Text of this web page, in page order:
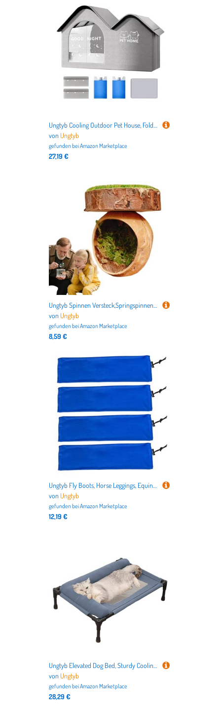
Ungtyb Cooling Outdoor Pet House, Foldable Aluminum Foil Cat Shelter with Ice Pack, Portable Shade Tent Spacious Cool Cave for Apartment, Car, Travel, Balcony, Camping, Backyard, Patio, Pets Use
von Ungtyb
gefunden beiAmazon Marketplace
27,19 €
Ungtyb Spinnen Versteck,Springspinnen Terrarium Zubehör - Handgefertigter Magnetischer Unterschlupf Für Reptilien Vogelspinnen Gottesanbeterin Terrarium
von Ungtyb
gefunden beiAmazon Marketplace
8,59 €
Ungtyb Fly Boots, Horse Leggings, Equine Wraps, Breathable Mesh Fabric Anti Slip Design Ideal for Turnout, Racing, Training, Stable, and Equestrian Use, 19.69x5.12 Inches
von Ungtyb
gefunden beiAmazon Marketplace
12,19 €
Ungtyb Elevated Dog Bed, Sturdy Cooling Dog Bed, Washable Pet Furniture with Versatile and Comfortable Design for Both Indoor or Outdoor Use, 17.72x25.98x6.69 Inches
von Ungtyb
gefunden beiAmazon Marketplace
28,29 €